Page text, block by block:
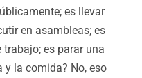
es llevar
en asambleas; es
es parar una
y la comida? No, eso